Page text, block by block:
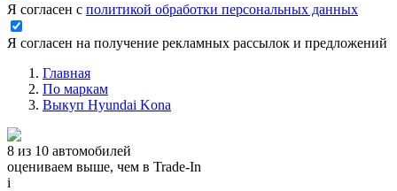
Я согласен с политикой обработки персональных данных
Я согласен на получение рекламных рассылок и предложений
Главная
По маркам
Выкуп Hyundai Kona
8 из 10 автомобилей
оцениваем выше, чем в Trade‑In
i